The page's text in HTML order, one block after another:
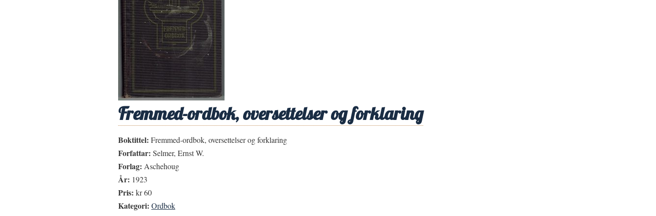
Fremmed-ordbok, oversettelser og forklaring
Boktittel: Fremmed-ordbok, oversettelser og forklaring
Forfattar: Selmer, Ernst W.
Forlag: Aschehoug
År: 1923
Pris: kr 60
Kategori: Ordbok